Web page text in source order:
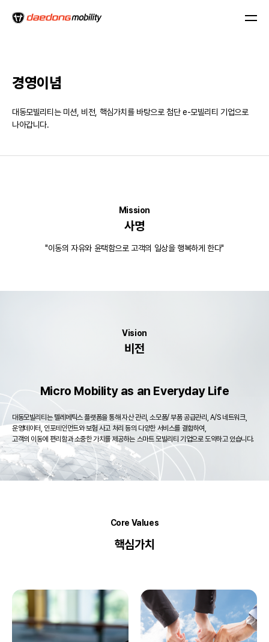
경영이념
대동모빌리티는 미션, 비전, 핵심가치를 바탕으로 첨단 e-모빌리티 기업으로
나아갑니다.
Mission
사명
"이동의 자유와 윤택함으로 고객의 일상을 행복하게 한다"
Vision
비전
Micro Mobility as an Everyday Life
대동모빌리티는 텔레메틱스 플랫폼을 통해 자산 관리, 소모품/ 부품 공급관리, A/S 네트워크,
운영데이터, 인포테인먼트와 보험 사고 처리 등의 다양한 서비스를 결합하여,
고객의 이동에 편리함과 소중한 가치를 제공하는 스마트 모빌리티 기업으로 도약하고 있습니다.
Core Values
핵심가치